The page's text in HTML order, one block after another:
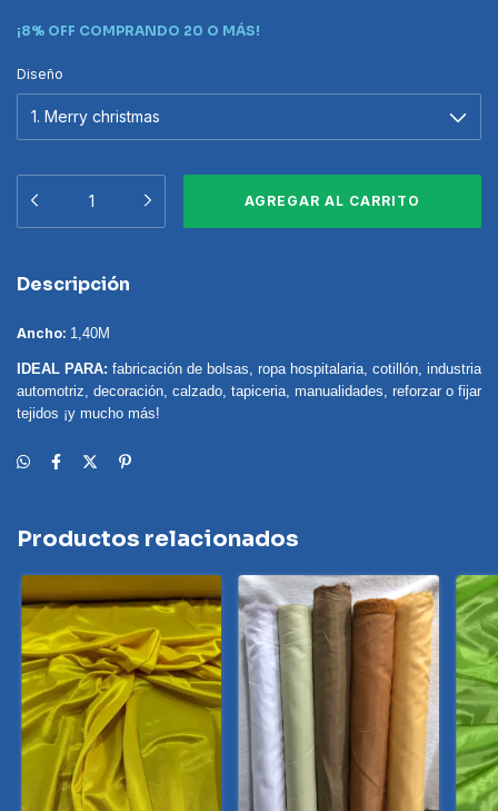
¡8% OFF COMPRANDO 20 O MÁS!
Diseño
Descripción
Ancho: 1,40M
IDEAL PARA: fabricación de bolsas, ropa hospitalaria, cotillón, industria
automotriz, decoración, calzado, tapiceria, manualidades, reforzar o fijar
tejidos ¡y mucho más!
Productos relacionados